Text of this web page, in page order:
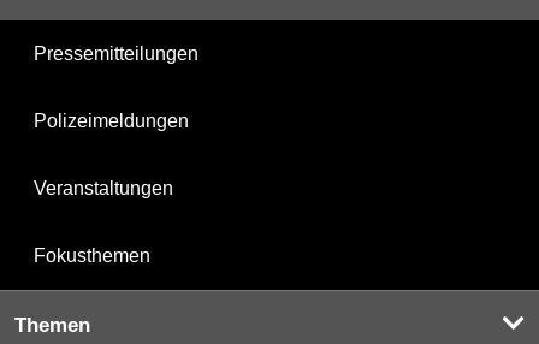
Pressemitteilungen
Polizeimeldungen
Veranstaltungen
Fokusthemen
Themen